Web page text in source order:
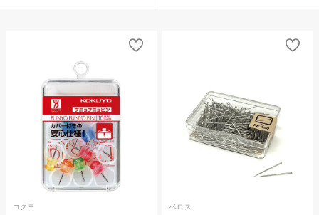
コクヨ ベロス